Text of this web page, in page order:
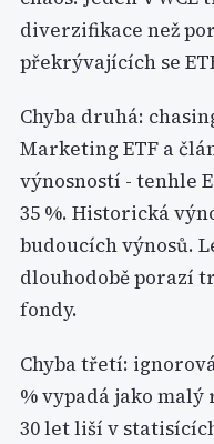
diverzifikace než
překrývajících se
Chyba druhá:
Marketing ETF a
výnosností - tenhle
35 %. Historická
budoucích výnosů.
dlouhodobě porazí
fondy.
Chyba třetí:
% vypadá jako malý
30 let liší v